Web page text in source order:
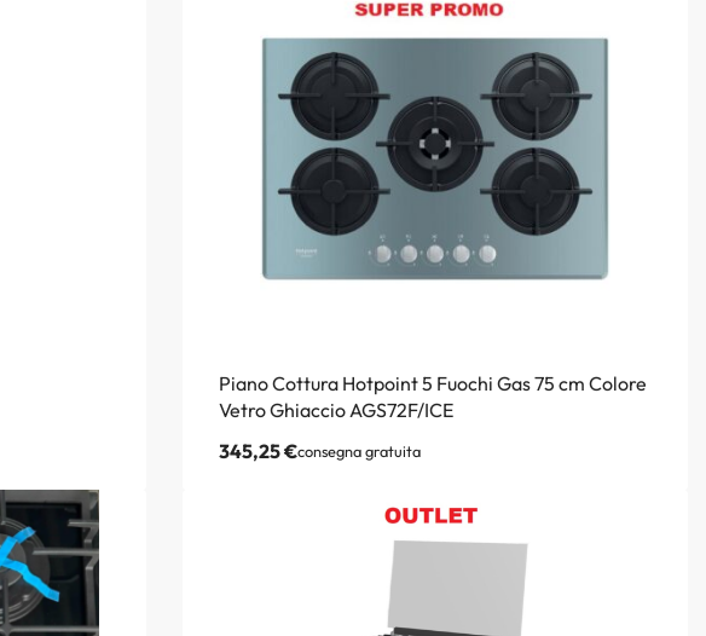
Piano Cottura Hotpoint 5 Fuochi Gas 75 cm Colore
Vetro Ghiaccio AGS72F/ICE
345,25€consegna gratuita